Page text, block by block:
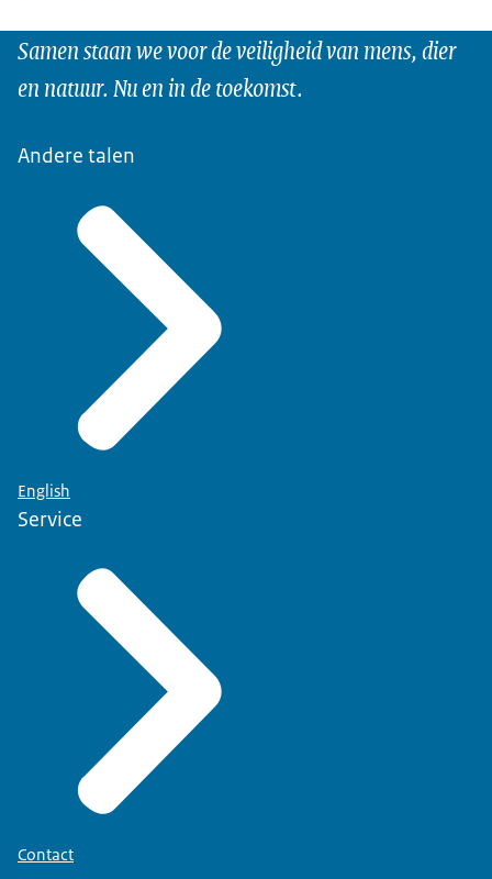
Samen staan we voor de veiligheid van mens, dier
en natuur. Nu en in de toekomst.
Andere talen
English
Service
Contact